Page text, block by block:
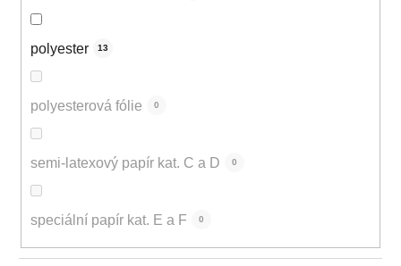
polyester 13
polyesterová fólie 0
semi-latexový papír kat. C a D 0
speciální papír kat. E a F 0